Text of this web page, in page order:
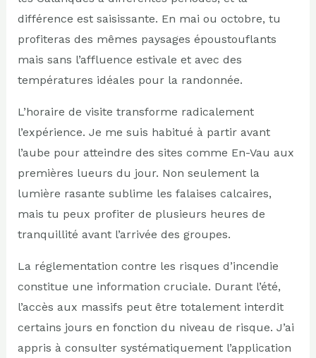
différence est saisissante. En mai ou octobre, tu
profiteras des mêmes paysages époustouflants
mais sans l’affluence estivale et avec des
températures idéales pour la randonnée.
L’horaire de visite transforme radicalement
l’expérience. Je me suis habitué à partir avant
l’aube pour atteindre des sites comme En-Vau aux
premières lueurs du jour. Non seulement la
lumière rasante sublime les falaises calcaires,
mais tu peux profiter de plusieurs heures de
tranquillité avant l’arrivée des groupes.
La réglementation contre les risques d’incendie
constitue une information cruciale. Durant l’été,
l’accès aux massifs peut être totalement interdit
certains jours en fonction du niveau de risque. J’ai
appris à consulter systématiquement l’application